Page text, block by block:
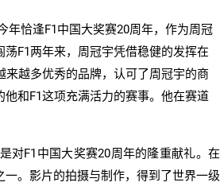
年恰逢F1中国大奖赛20周年，作为周冠
F1两年来，周冠宇凭借稳健的发挥在
越多优秀的品牌，认可了周冠宇的商
和F1这项充满活力的赛事。他在赛道
对F1中国大奖赛20周年的隆重献礼。在
。影片的拍摄与制作，得到了世界一级